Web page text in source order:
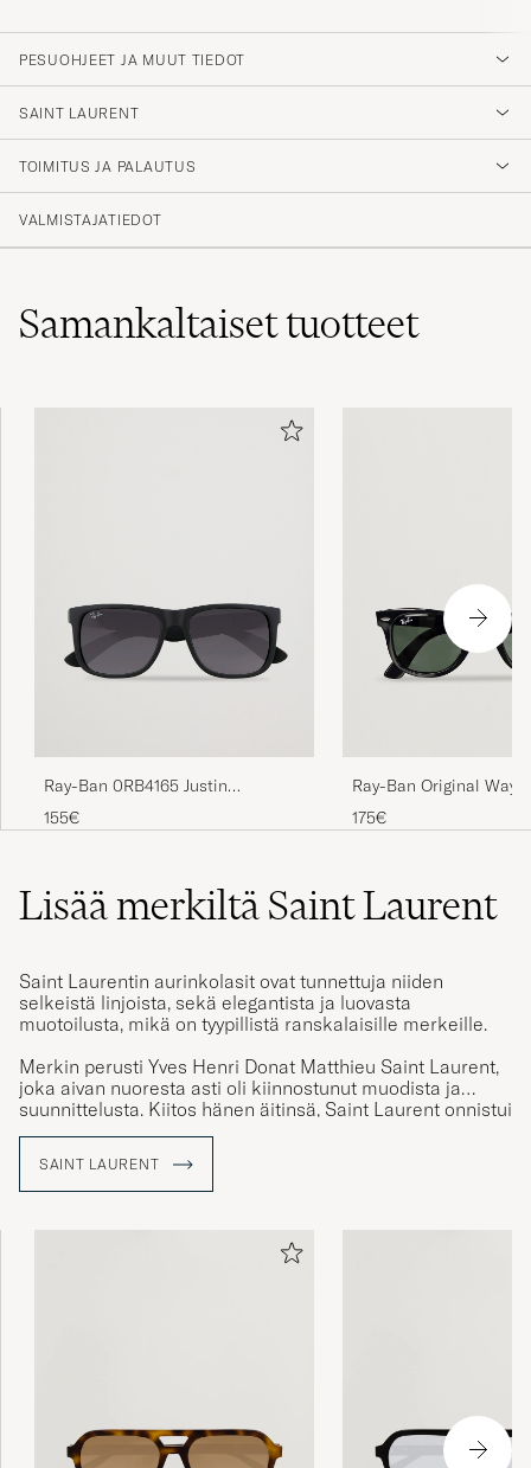
PESUOHJEET JA MUUT TIEDOT
SAINT LAURENT
TOIMITUS JA PALAUTUS
VALMISTAJATIEDOT
Samankaltaisettuotteet
Ray-Ban 0RB4165 Justin
Sunglasses Matte Black
155€
Ray-Ban Original
Sunglasses Black/
175€
Lisää merkiltä Saint Laurent
Saint Laurentin aurinkolasit ovat tunnettuja niiden
selkeistä linjoista, sekä elegantista ja luovasta
muotoilusta, mikä on tyypillistä ranskalaisille merkeille.
Merkin perusti Yves Henri Donat Matthieu Saint Laurent,
joka aivan nuoresta asti oli kiinnostunut muodista ja
suunnittelusta. Kiitos hänen äitinsä, Saint Laurent onnistui
pääsuunnittelija jo 21-vuotiaana. Kuitenkin, Diorin
äkillisesti päättyneen työsuhteen jälkeen, päätti Saint
tulisi kantamaan hänen nimeään Yves Saint Laurent YSL.
SAINT LAURENT